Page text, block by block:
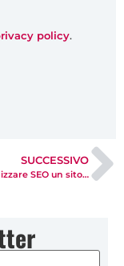
policy.
SUCCESSIVO
Come ottimizzare SEO un sito web: 8 consigli da agenzia Google